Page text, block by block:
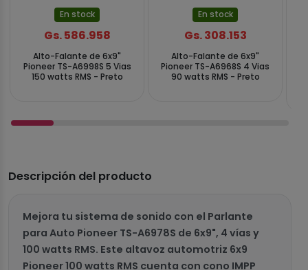
En stock
Gs. 586.958
Alto-Falante de 6x9"
Pioneer TS-A6998S 5 Vias
150 watts RMS - Preto
En stock
Gs. 308.153
Alto-Falante de 6x9"
Pioneer TS-A6968S 4 Vias
90 watts RMS - Preto
Descripción del producto
Mejora tu sistema de sonido con el Parlante
para Auto Pioneer TS-A6978S de 6x9", 4 vías y
100 watts RMS. Este altavoz automotriz 6x9
Pioneer 100 watts RMS cuenta con cono IMPP